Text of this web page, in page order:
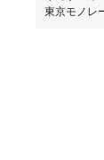
東京モノレ